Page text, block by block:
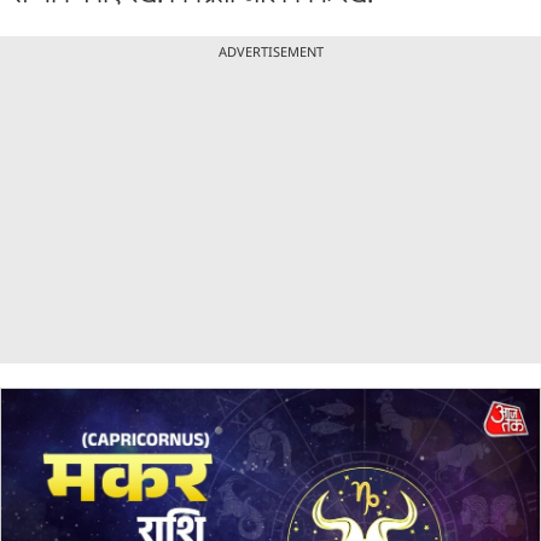
ADVERTISEMENT